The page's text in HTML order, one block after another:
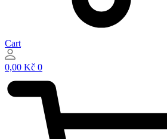
Cart
0,00 Kč 0